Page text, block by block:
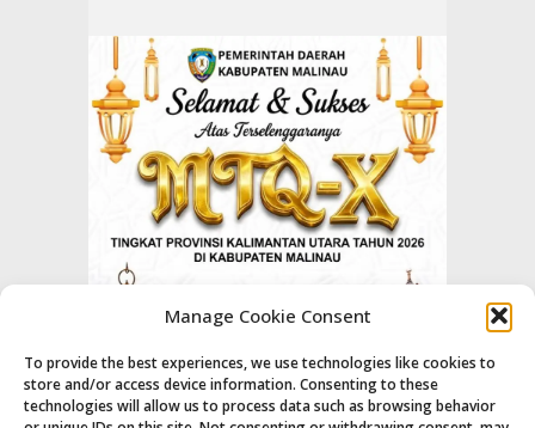
Manage Cookie Consent
To provide the best experiences, we use technologies like cookies to
store and/or access device information. Consenting to these
technologies will allow us to process data such as browsing behavior